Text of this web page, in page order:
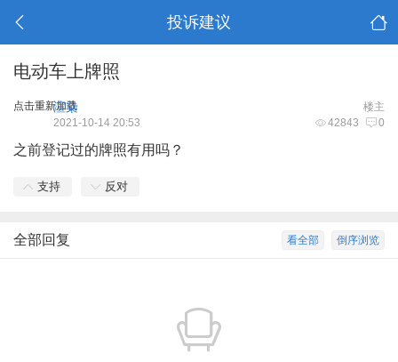
投诉建议
电动车上牌照
点击重新加载 楼主
渲染
42843 0
2021-10-14 20:53
之前登记过的牌照有用吗？
支持 反对
倒序浏览
看全部
全部回复